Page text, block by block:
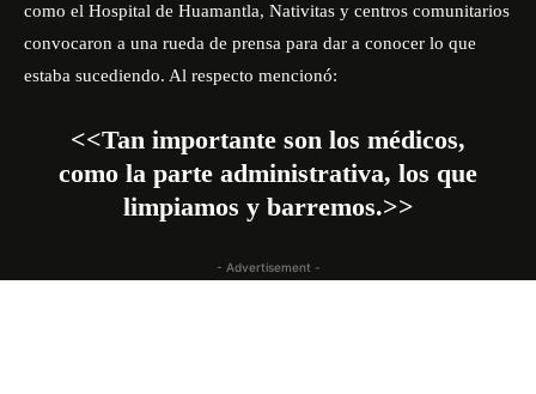
como el Hospital de Huamantla, Nativitas y centros comunitarios
convocaron a una rueda de prensa para dar a conocer lo que
estaba sucediendo. Al respecto mencionó:
<<Tan importante son los médicos,
como la parte administrativa, los que
limpiamos y barremos.>>
- Advertisement -